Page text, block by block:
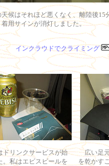
候はそれほど悪くなく、離陸後15
用サインが消灯しました。
インクラウドでクライミング
リンクサービスが始
。私はエビスビールを
広い足
を乾かす